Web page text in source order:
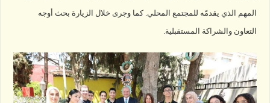
المهم الذي يقدمّه للمجتمع المحلي. كما وجرى خلال الزيارة بحث أوجه
التعاون والشراكة المستقبلية.